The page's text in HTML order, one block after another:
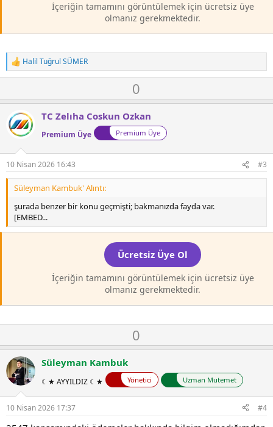
İçeriğin tamamını görüntülemek için ücretsiz üye
olmanız gerekmektedir.
T
e
i
l
e
r
Halil Tuğrul SÜMER
O
y
l
a
0
o
n
v
o
t
e
TC Zelıha Coskun Ozkan
Premium Üye Premium Üye
10 Nisan 2026 16:43 #3
Süleyman Kambuk' Alıntı:
şurada benzer bir konu geçmişti; bakmanızda fayda var.
[EMBED...
Ücretsiz Üye Ol
İçeriğin tamamını görüntülemek için ücretsiz üye
olmanız gerekmektedir.
O
y
l
a
0
o
n
v
o
t
Süleyman Kambuk
☾★ AYYILDIZ ☾★ Yönetici Uzman Mutemet
10 Nisan 2026 17:37 #4